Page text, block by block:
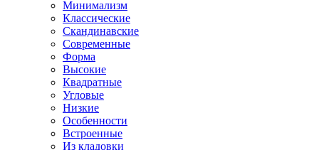
Минимализм
Классические
Скандинавские
Современные
Форма
Высокие
Квадратные
Угловые
Низкие
Особенности
Встроенные
Из кладовки